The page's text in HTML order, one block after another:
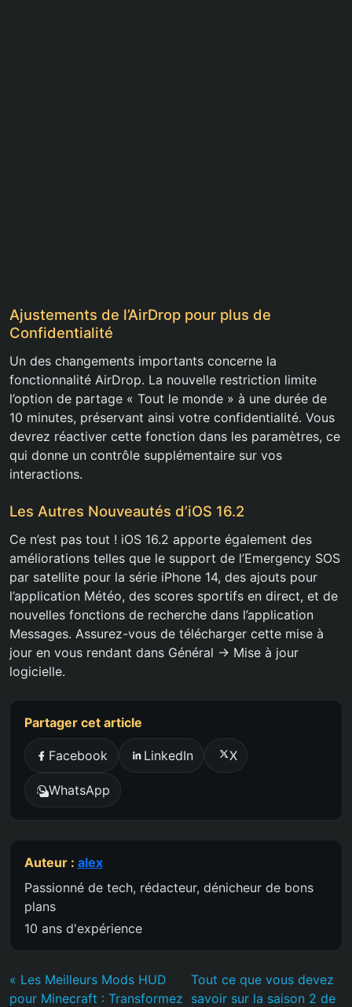
Ajustements de l’AirDrop pour plus de
Confidentialité
Un des changements importants concerne la
fonctionnalité AirDrop. La nouvelle restriction limite
l’option de partage « Tout le monde » à une durée de
10 minutes, préservant ainsi votre confidentialité. Vous
devrez réactiver cette fonction dans les paramètres, ce
qui donne un contrôle supplémentaire sur vos
interactions.
Les Autres Nouveautés d’iOS 16.2
Ce n’est pas tout ! iOS 16.2 apporte également des
améliorations telles que le support de l’Emergency SOS
par satellite pour la série iPhone 14, des ajouts pour
l’application Météo, des scores sportifs en direct, et de
nouvelles fonctions de recherche dans l’application
Messages. Assurez-vous de télécharger cette mise à
jour en vous rendant dans Général -> Mise à jour
logicielle.
Partager cet article
Facebook LinkedIn X
WhatsApp
Auteur : alex
Passionné de tech, rédacteur, dénicheur de bons
plans
10 ans d'expérience
« Les Meilleurs Mods HUD
pour Minecraft : Transformez
Tout ce que vous devez
savoir sur la saison 2 de